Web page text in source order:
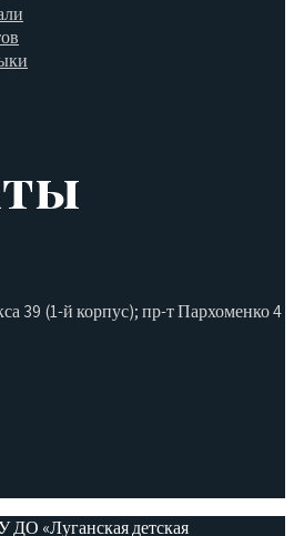
39 (1-й корпус); пр-т Пархоменко 4
«Луганская детская